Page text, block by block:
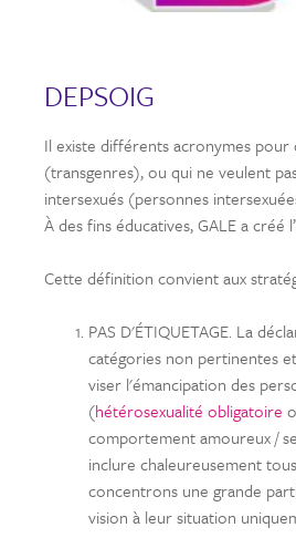
DEPSOIG
Il existe différents acronymes pour
(transgenres), ou qui ne veulent
intersexués (personnes
À des fins éducatives, GALE a créé
Cette définition convient aux
PAS D'ÉTIQUETAGE. La
catégories non pertinentes
viser l'émancipation des
(hétérosexualité obligatoire
comportement amoureux /
inclure chaleureusement
concentrons une grande
vision à leur situation